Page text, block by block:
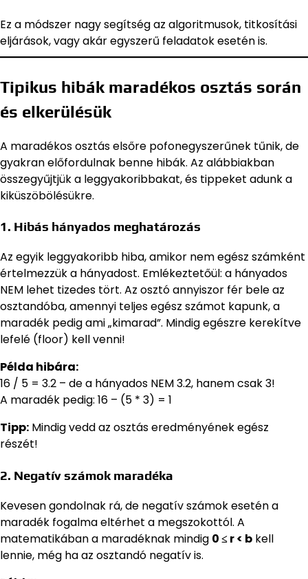
Ez a módszer nagy segítség az algoritmusok, titkosítási
eljárások, vagy akár egyszerű feladatok esetén is.
Tipikus hibák maradékos osztás során
és elkerülésük
A maradékos osztás elsőre pofonegyszerűnek tűnik, de
gyakran előfordulnak benne hibák. Az alábbiakban
összegyűjtjük a leggyakoribbakat, és tippeket adunk a
kiküszöbölésükre.
1. Hibás hányados meghatározás
Az egyik leggyakoribb hiba, amikor nem egész számként
értelmezzük a hányadost. Emlékeztetőül: a hányados
NEM lehet tizedes tört. Az osztó annyiszor fér bele az
osztandóba, amennyi teljes egész számot kapunk, a
maradék pedig ami „kimarad”. Mindig egészre kerekítve
lefelé (floor) kell venni!
Példa hibára:
16 / 5 = 3.2 – de a hányados NEM 3.2, hanem csak 3!
A maradék pedig: 16 – (5 * 3) = 1
Tipp: Mindig vedd az osztás eredményének egész
részét!
2. Negatív számok maradéka
Kevesen gondolnak rá, de negatív számok esetén a
maradék fogalma eltérhet a megszokottól. A
matematikában a maradéknak mindig 0 ≤ r < b kell
lennie, még ha az osztandó negatív is.